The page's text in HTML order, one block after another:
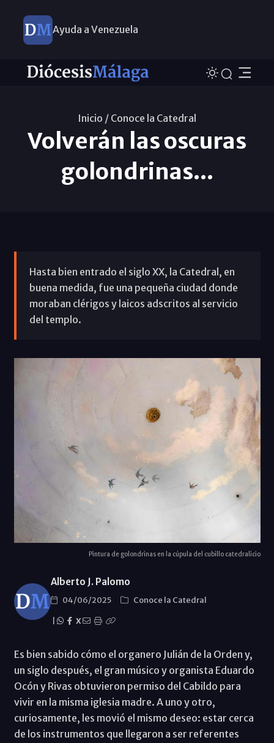
Ayuda a Venezuela
Inicio / Conoce la Catedral
Volverán las oscuras
golondrinas...
Hasta bien entrado el siglo XX, la Catedral, en
buena medida, fue una pequeña ciudad donde
moraban clérigos y laicos adscritos al servicio
del templo.
Pintura de golondrinas en la cúpula del cubillo catedralicio
Alberto J. Palomo
04/06/2025
Conoce la Catedral
X
Es bien sabido cómo el organero Julián de la Orden y,
un siglo después, el gran músico y organista Eduardo
Ocón y Rivas obtuvieron permiso del Cabildo para
vivir en la misma iglesia madre. A uno y otro,
curiosamente, les movió el mismo deseo: estar cerca
de los instrumentos que llegaron a ser referentes